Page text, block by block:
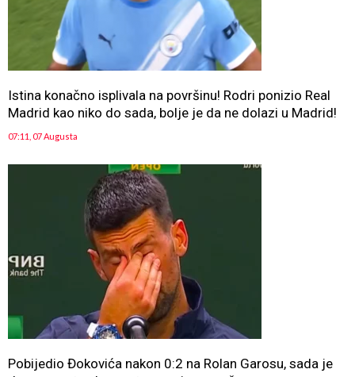
Istina konačno isplivala na površinu! Rodri ponizio Real
Madrid kao niko do sada, bolje je da ne dolazi u Madrid!
07:11, 07 Augusta
Pobijedio Đokovića nakon 0:2 na Rolan Garosu, sada je